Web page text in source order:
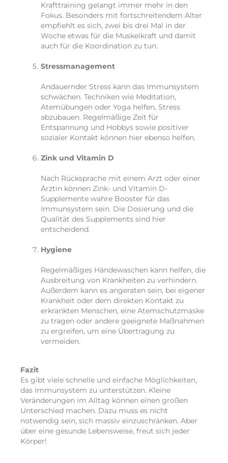
Krafttraining gelangt immer mehr in den
Fokus. Besonders mit fortschreitendem Alter
empfiehlt es sich, zwei bis drei Mal in der
Woche etwas für die Muskelkraft und damit
auch für die Koordination zu tun.
Stressmanagement
Andauernder Stress kann das Immunsystem
schwächen. Techniken wie Meditation,
Atemübungen oder Yoga helfen, Stress
abzubauen. Regelmäßige Zeit für
Entspannung und Hobbys sowie positiver
sozialer Kontakt können hier ebenso helfen.
Zink und Vitamin D
Nach Rücksprache mit einem Arzt oder einer
Ärztin können Zink- und Vitamin D-
Supplemente wahre Booster für das
Immunsystem sein. Die Dosierung und die
Qualität des Supplements sind hier
entscheidend.
Hygiene
Regelmäßiges Händewaschen kann helfen, die
Ausbreitung von Krankheiten zu verhindern.
Außerdem kann es angeraten sein, bei eigener
Krankheit oder dem direkten Kontakt zu
erkrankten Menschen, eine Atemschutzmaske
zu tragen oder andere geeignete Maßnahmen
zu ergreifen, um eine Übertragung zu
vermeiden.
Fazit
Es gibt viele schnelle und einfache Möglichkeiten,
das Immunsystem zu unterstützen. Kleine
Veränderungen im Alltag können einen großen
Unterschied machen. Dazu muss es nicht
notwendig sein, sich massiv einzuschränken. Aber
über eine gesunde Lebensweise, freut sich jeder
Körper!